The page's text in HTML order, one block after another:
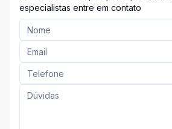
especialistas entre em contato